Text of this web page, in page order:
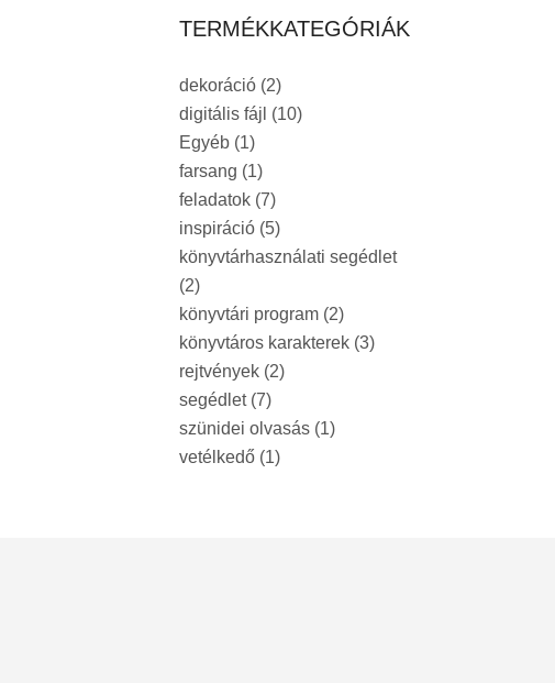
TERMÉKKATEGÓRIÁK
dekoráció (2)
digitális fájl (10)
Egyéb (1)
farsang (1)
feladatok (7)
inspiráció (5)
könyvtárhasználati segédlet
(2)
könyvtári program (2)
könyvtáros karakterek (3)
rejtvények (2)
segédlet (7)
szünidei olvasás (1)
vetélkedő (1)